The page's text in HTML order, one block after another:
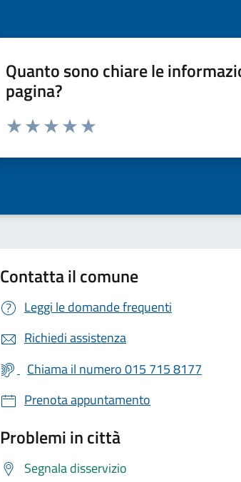
Quanto sono chiare le
pagina?
Valuta da 1 a 5 stelle la pagina
Contatta il comune
Leggi le domande frequenti
Richiedi assistenza
Chiama il numero 015 715 8177
Prenota appuntamento
Problemi in città
Segnala disservizio